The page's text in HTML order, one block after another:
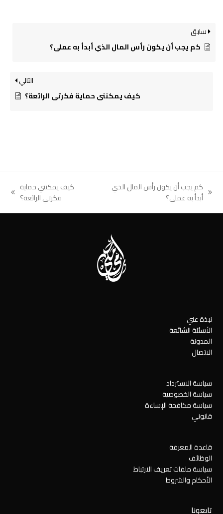
سابق
كم يجب أن يكون رأس المال الذي أبدأ به عملي؟
التالي
كيف يمكنني حماية فكرتي الرائعة؟
previous
كم يجب أن يكون رأس المال الذي
أبدأ به عملي؟
كيف يمكنني حماية
فكرتي الرائعة؟
نبذة عني
الأسئلة الشائعة
المدونة
الاتصال
سياسة الاسترداد
سياسة الخصوصية
سياسة مكافحة الإساءة
قانوني
قاعدة المعرفة
الوظائف
سياسة ملفات تعريف الارتباط
الأحكام والشروط
تابعونا